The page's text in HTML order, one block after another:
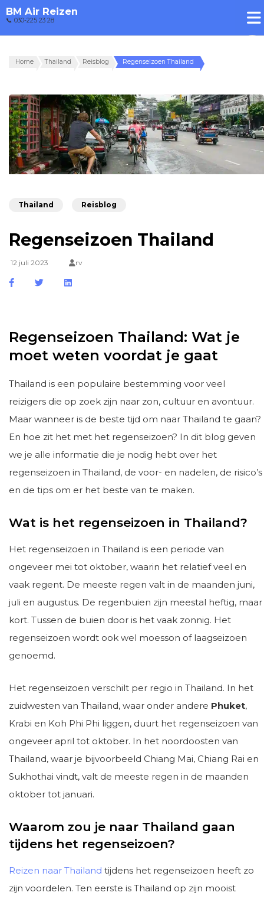
BM Air Reizen
📞 030-225 23 28
Home Thailand Reisblog Regenseizoen Thailand
Thailand Reisblog
Regenseizoen Thailand
12 juli 2023 rv
Regenseizoen Thailand: Wat je
moet weten voordat je gaat
Thailand is een populaire bestemming voor veel
reizigers die op zoek zijn naar zon, cultuur en avontuur.
Maar wanneer is de beste tijd om naar Thailand te gaan?
En hoe zit het met het regenseizoen? In dit blog geven
we je alle informatie die je nodig hebt over het
regenseizoen in Thailand, de voor- en nadelen, de risico’s
en de tips om er het beste van te maken.
Wat is het regenseizoen in Thailand?
Het regenseizoen in Thailand is een periode van
ongeveer mei tot oktober, waarin het relatief veel en
vaak regent. De meeste regen valt in de maanden juni,
juli en augustus. De regenbuien zijn meestal heftig, maar
kort. Tussen de buien door is het vaak zonnig. Het
regenseizoen wordt ook wel moesson of laagseizoen
genoemd.
Het regenseizoen verschilt per regio in Thailand. In het
zuidwesten van Thailand, waar onder andere Phuket,
Krabi en Koh Phi Phi liggen, duurt het regenseizoen van
ongeveer april tot oktober. In het noordoosten van
Thailand, waar je bijvoorbeeld Chiang Mai, Chiang Rai en
Sukhothai vindt, valt de meeste regen in de maanden
oktober tot januari.
Waarom zou je naar Thailand gaan
tijdens het regenseizoen?
Reizen naar Thailand tijdens het regenseizoen heeft zo
zijn voordelen. Ten eerste is Thailand op zijn mooist